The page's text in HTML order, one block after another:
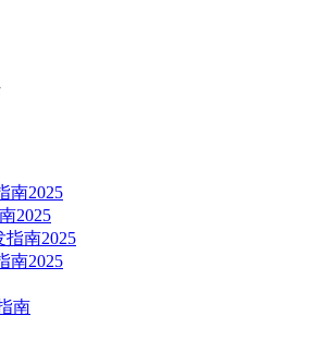
南2025
2025
指南2025
南2025
南